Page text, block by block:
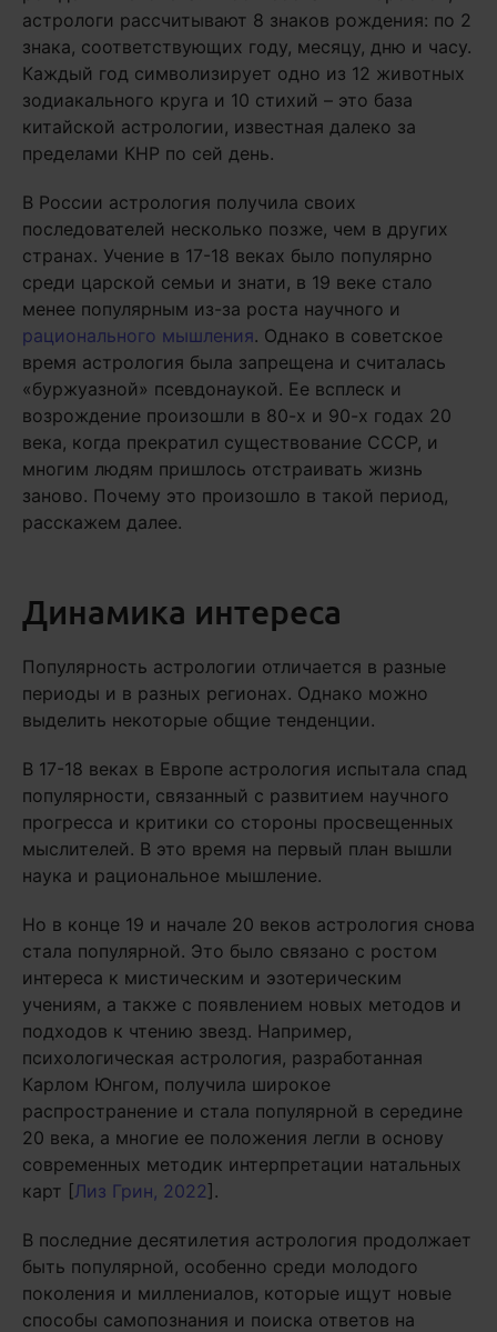
астрологи рассчитывают 8 знаков рождения: по 2
знака, соответствующих году, месяцу, дню и часу.
Каждый год символизирует одно из 12 животных
зодиакального круга и 10 стихий – это база
китайской астрологии, известная далеко за
пределами КНР по сей день.
В России астрология получила своих
последователей несколько позже, чем в других
странах. Учение в 17-18 веках было популярно
среди царской семьи и знати, в 19 веке стало
менее популярным из-за роста научного и
рационального мышления. Однако в советское
время астрология была запрещена и считалась
«буржуазной» псевдонаукой. Ее всплеск и
возрождение произошли в 80-х и 90-х годах 20
века, когда прекратил существование СССР, и
многим людям пришлось отстраивать жизнь
заново. Почему это произошло в такой период,
расскажем далее.
Динамика интереса
Популярность астрологии отличается в разные
периоды и в разных регионах. Однако можно
выделить некоторые общие тенденции.
В 17-18 веках в Европе астрология испытала спад
популярности, связанный с развитием научного
прогресса и критики со стороны просвещенных
мыслителей. В это время на первый план вышли
наука и рациональное мышление.
Но в конце 19 и начале 20 веков астрология снова
стала популярной. Это было связано с ростом
интереса к мистическим и эзотерическим
учениям, а также с появлением новых методов и
подходов к чтению звезд. Например,
психологическая астрология, разработанная
Карлом Юнгом, получила широкое
распространение и стала популярной в середине
20 века, а многие ее положения легли в основу
современных методик интерпретации натальных
карт [Лиз Грин, 2022].
В последние десятилетия астрология продолжает
быть популярной, особенно среди молодого
поколения и миллениалов, которые ищут новые
способы самопознания и поиска ответов на